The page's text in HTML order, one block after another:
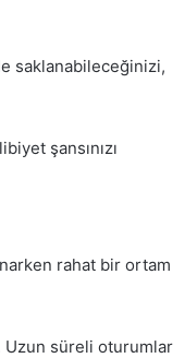
saklanabileceğinizi,
şansınızı
rahat bir ortam
Uzun süreli oturumlar